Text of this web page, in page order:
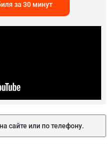
за 30 минут
сайте или по телефону.